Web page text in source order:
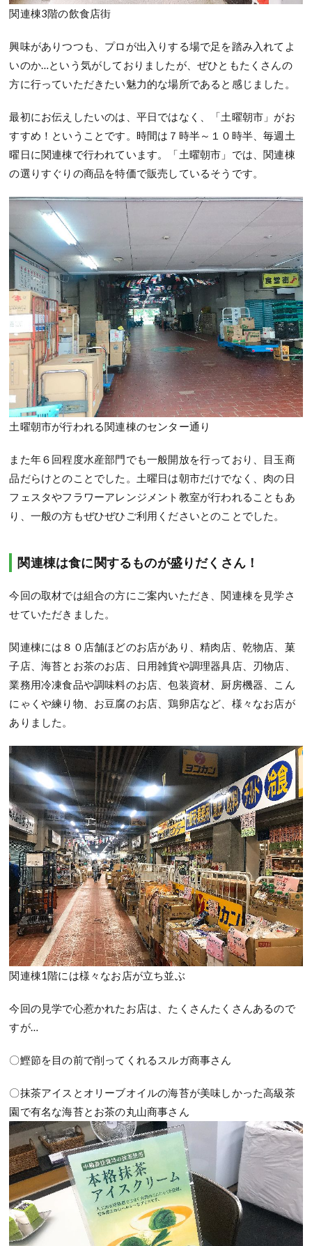
関連棟3階の飲食店街
興味がありつつも、プロが出入りする場で足を踏み入れてよ
いのか…という気がしておりましたが、ぜひともたくさんの
方に行っていただきたい魅力的な場所であると感じました。
最初にお伝えしたいのは、平日ではなく、「土曜朝市」がお
すすめ！ということです。時間は７時半～１０時半、毎週土
曜日に関連棟で行われています。「土曜朝市」では、関連棟
の選りすぐりの商品を特価で販売しているそうです。
土曜朝市が行われる関連棟のセンター通り
また年６回程度水産部門でも一般開放を行っており、目玉商
品だらけとのことでした。土曜日は朝市だけでなく、肉の日
フェスタやフラワーアレンジメント教室が行われることもあ
り、一般の方もぜひぜひご利用くださいとのことでした。
関連棟は食に関するものが盛りだくさん！
今回の取材では組合の方にご案内いただき、関連棟を見学さ
せていただきました。
関連棟には８０店舗ほどのお店があり、精肉店、乾物店、菓
子店、海苔とお茶のお店、日用雑貨や調理器具店、刃物店、
業務用冷凍食品や調味料のお店、包装資材、厨房機器、こん
にゃくや練り物、お豆腐のお店、鶏卵店など、様々なお店が
ありました。
関連棟1階には様々なお店が立ち並ぶ
今回の見学で心惹かれたお店は、たくさんたくさんあるので
すが…
〇鰹節を目の前で削ってくれるスルガ商事さん
〇抹茶アイスとオリーブオイルの海苔が美味しかった高級茶
園で有名な海苔とお茶の丸山商事さん